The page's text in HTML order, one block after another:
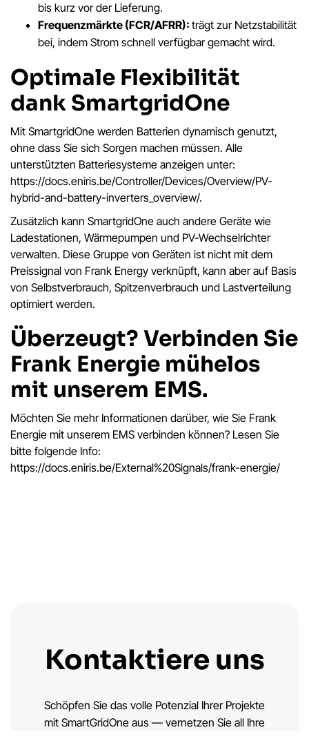
bis kurz vor der Lieferung.
Frequenzmärkte (FCR/AFRR): trägt zur Netzstabilität
bei, indem Strom schnell verfügbar gemacht wird.
Optimale Flexibilität
dank SmartgridOne
Mit SmartgridOne werden Batterien dynamisch genutzt,
ohne dass Sie sich Sorgen machen müssen. Alle
unterstützten Batteriesysteme anzeigen unter:
https://docs.eniris.be/Controller/Devices/Overview/PV-
hybrid-and-battery-inverters_overview/.
Zusätzlich kann SmartgridOne auch andere Geräte wie
Ladestationen, Wärmepumpen und PV-Wechselrichter
verwalten. Diese Gruppe von Geräten ist nicht mit dem
Preissignal von Frank Energy verknüpft, kann aber auf Basis
von Selbstverbrauch, Spitzenverbrauch und Lastverteilung
optimiert werden.
Überzeugt? Verbinden Sie
Frank Energie mühelos
mit unserem EMS.
Möchten Sie mehr Informationen darüber, wie Sie Frank
Energie mit unserem EMS verbinden können? Lesen Sie
bitte folgende Info:
https://docs.eniris.be/External%20Signals/frank-energie/
Kontaktiere uns
Schöpfen Sie das volle Potenzial Ihrer Projekte
mit SmartGridOne aus — vernetzen Sie all Ihre